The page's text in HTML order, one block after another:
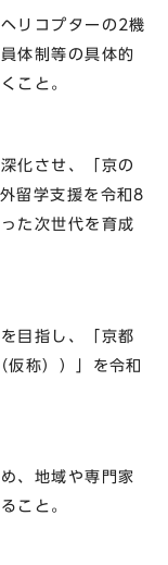
リコプターの2機
体制等の具体的
こと。
化させ、「京の
留学支援を令和8
た次世代を育成
目指し、「京都
称））」を令和
、地域や専門家
こと。